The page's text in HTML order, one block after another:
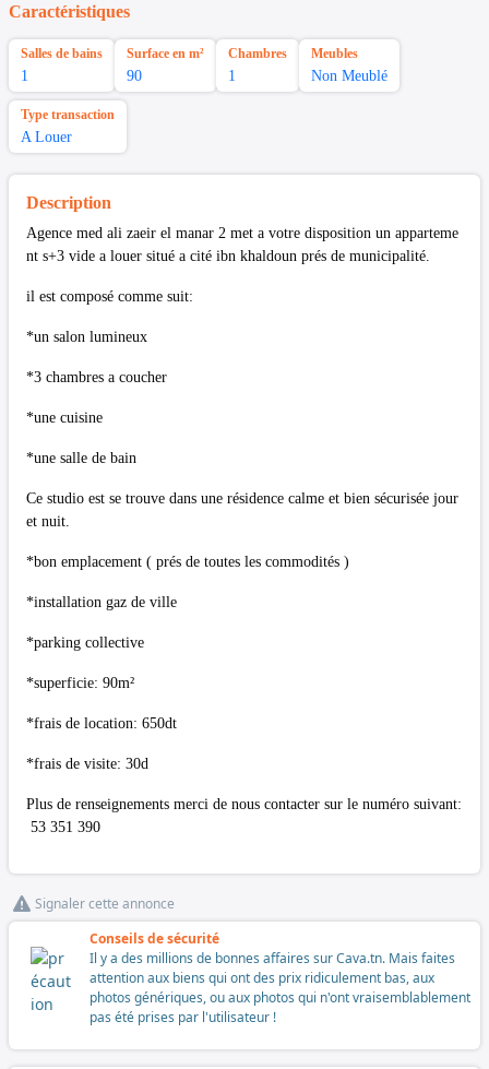
Caractéristiques
Salles de bains
1
Surface en m²
90
Chambres
1
Meubles
Non Meublé
Type transaction
A Louer
Description
Agence med ali zaeir el manar 2 met a votre disposition un apparteme
nt s+3 vide a louer situé a cité ibn khaldoun prés de municipalité.
il est composé comme suit:
*un salon lumineux
*3 chambres a coucher
*une cuisine
*une salle de bain
Ce studio est se trouve dans une résidence calme et bien sécurisée jour
et nuit.
*bon emplacement ( prés de toutes les commodités )
*installation gaz de ville
*parking collective
*superficie: 90m²
*frais de location: 650dt
*frais de visite: 30d
Plus de renseignements merci de nous contacter sur le numéro suivant:
53 351 390
Signaler cette annonce
Conseils de sécurité
Il y a des millions de bonnes affaires sur Cava.tn. Mais faites
attention aux biens qui ont des prix ridiculement bas, aux
photos génériques, ou aux photos qui n'ont vraisemblablement
pas été prises par l'utilisateur !